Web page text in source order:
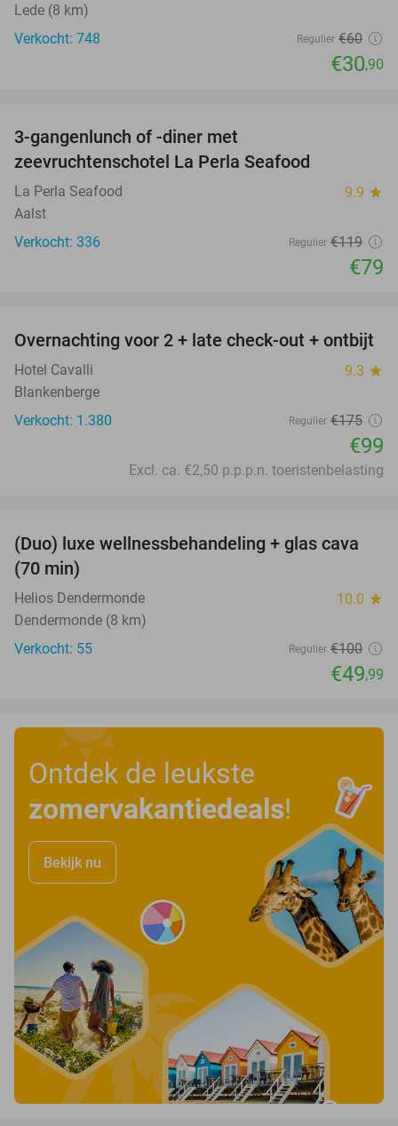
Lede (8 km)
Verkocht: 748
Regulier €60
€30,90
3-gangenlunch of -diner met
zeevruchtenschotel La Perla Seafood
La Perla Seafood 9.9 star
Aalst
Verkocht: 336
Regulier €119
€79
43%
Overnachting voor 2 + late check-out + ontbijt
Hotel Cavalli 9.3 star
Blankenberge
Verkocht: 1.380
Regulier €175
€99
Excl. ca. €2,50 p.p.p.n. toeristenbelasting
50%
(Duo) luxe wellnessbehandeling + glas cava
(70 min)
Helios Dendermonde 10.0 star
Dendermonde (8 km)
Verkocht: 55
Regulier €100
€49,99
Ontdek de leukste
zomervakantiedeals!
Bekijk nu